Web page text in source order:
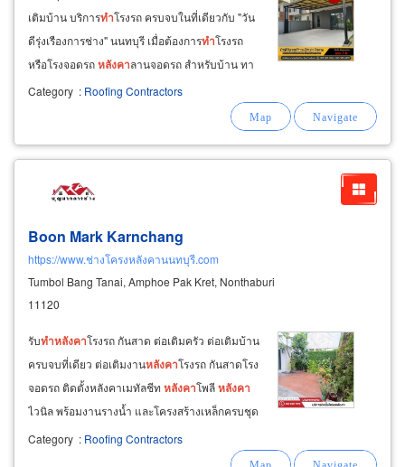
เติมบ้าน บริการทำโรงรถ ครบจบในที่เดียวกับ "วัน
ดีรุ่งเรืองการช่าง" นนทบุรี เมื่อต้องการทำโรงรถ
หรือโรงจอดรถหลังคาลานจอดรถ สำหรับบ้าน ทา
วน์เฮ้าส์ ตึกแถว ออฟฟิศสำนักงาน โรงงาน หา
ทั้งพื้นลานจอดรถและโครงสร้างพร้อมมุง
Category : Roofing Contractors
Boon Mark Karnchang
https://www.ช่างโครงหลังคานนทบุรี.com
Tumbol Bang Tanai, Amphoe Pak Kret, Nonthaburi
11120
รับทำหลังคาโรงรถ กันสาด ต่อเติมครัว ต่อเติมบ้าน
ครบจบที่เดียว ต่อเติมงานหลังคาโรงรถ กันสาดโรง
จอดรถ ติดตั้งหลังคาเมทัลชีท หลังคาโพลีหลังคา
ไวนิล พร้อมงานรางน้ำ และโครงสร้างเหล็กครบชุด
ทำงานไว เก็บงานละเอียด ไม่ทิ้งงาน ส่งมอบงาน
ตรงเวลา ได้มาตรฐาน ช่างต่อเติมครัวหลังบ้าน
Category : Roofing Contractors